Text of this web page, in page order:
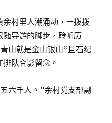
村里人潮涌动，一拨拨
随导游的脚步，聆听历
山就是金山银山”巨石纪
队合影留念。
六千人。”余村党支部副